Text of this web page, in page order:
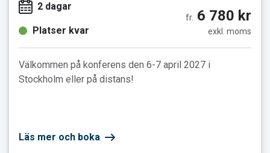
2 dagar
Platser kvar
fr. 6 780 kr
exkl. moms
Välkommen på konferens den 6-7 april 2027 i
Stockholm eller på distans!
Läs mer och boka